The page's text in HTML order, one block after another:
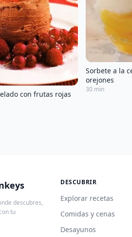
con frutas rojas
Sorbete a la
orejones
30 min
descubres,
tu
DESCUBRIR
Explorar recetas
Comidas y cenas
Desayunos